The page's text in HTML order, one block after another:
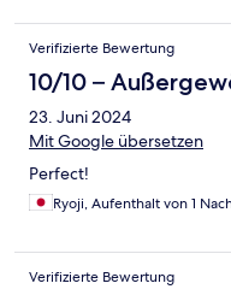
Verifizierte Bewertung
10/10 –
23. Juni 2024
Mit Google übersetzen
Perfect!
Ryoji, Aufenthalt von 1
Verifizierte Bewertung